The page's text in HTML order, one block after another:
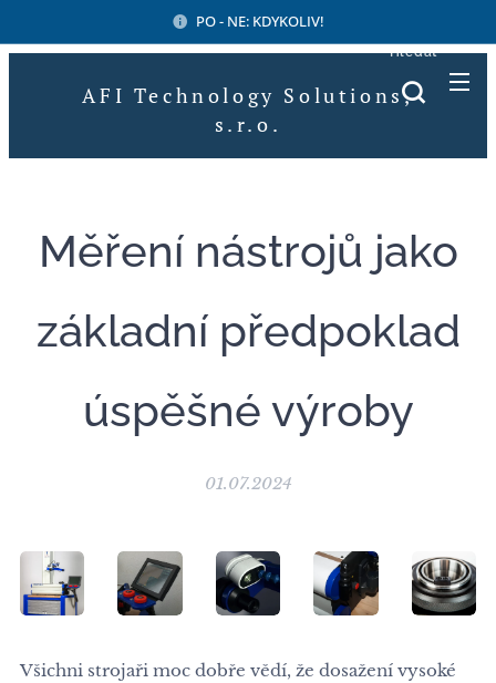
PO - NE: KDYKOLIV!
AFI Technology Solutions,
s.r.o.
Hledat
Měření nástrojů jako
základní předpoklad
úspěšné výroby
01.07.2024
Všichni strojaři moc dobře vědí, že dosažení vysoké